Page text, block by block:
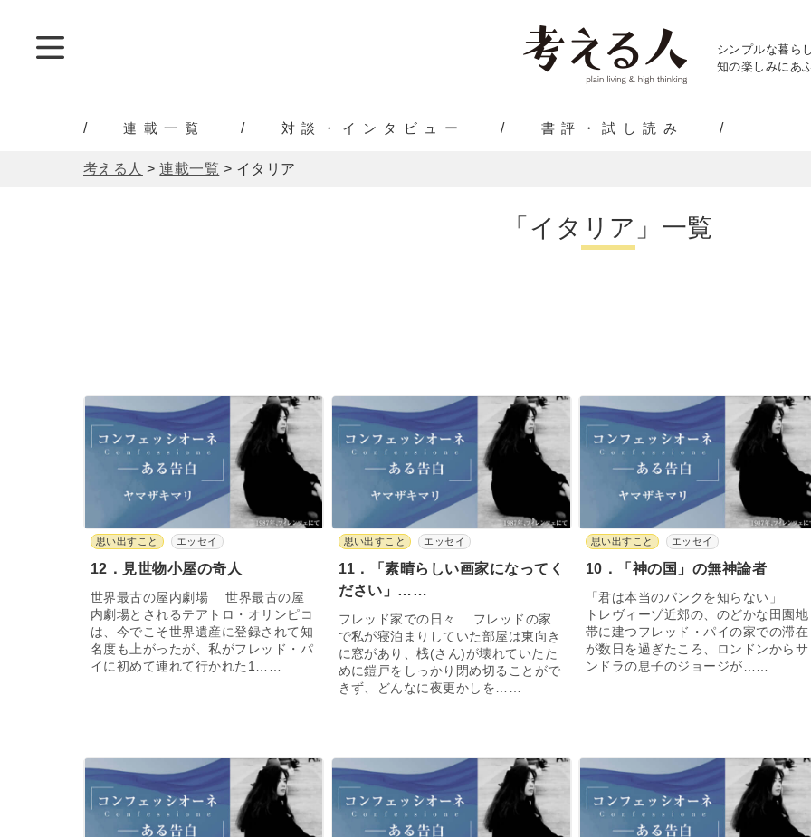
シンプルな暮ら
知の楽しみにあ
連載一覧 対談・インタビュー 書評・試し読み
考える人 >連載一覧 > イタリア
「イタリア」一覧
思い出すこと エッセイ
12．見世物小屋の奇人
世界最古の屋内劇場 世界最古の屋
内劇場とされるテアトロ・オリンピコ
は、今でこそ世界遺産に登録されて知
名度も上がったが、私がフレッド・パ
イに初めて連れて行かれた1……
思い出すこと エッセイ
11．「素晴らしい画家になってく
ださい」……
フレッド家での日々 フレッドの家
で私が寝泊まりしていた部屋は東向き
に窓があり、桟(さん)が壊れていたた
めに鎧戸をしっかり閉め切ることがで
きず、どんなに夜更かしを……
思い出すこと エッセイ
10．「神の国」の無神論者
「君は本当のパンクを知らない」
トレヴィーゾ近郊の、のどかな田園地
帯に建つフレッド・パイの家での滞在
が数日を過ぎたころ、ロンドンからサ
ンドラの息子のジョージが……